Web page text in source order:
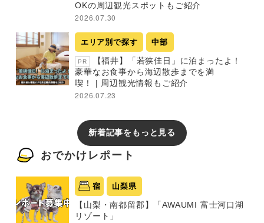
OKの周辺観光スポットもご紹介
2026.07.30
エリア別で探す 中部
PR
【福井】「若狭佳日」に泊まったよ！
豪華なお食事から海辺散歩までを満
喫！ | 周辺観光情報もご紹介
2026.07.23
新着記事をもっと見る
おでかけレポート
宿 山梨県
【山梨・南都留郡】「AWAUMI 富士河口湖
リゾート」